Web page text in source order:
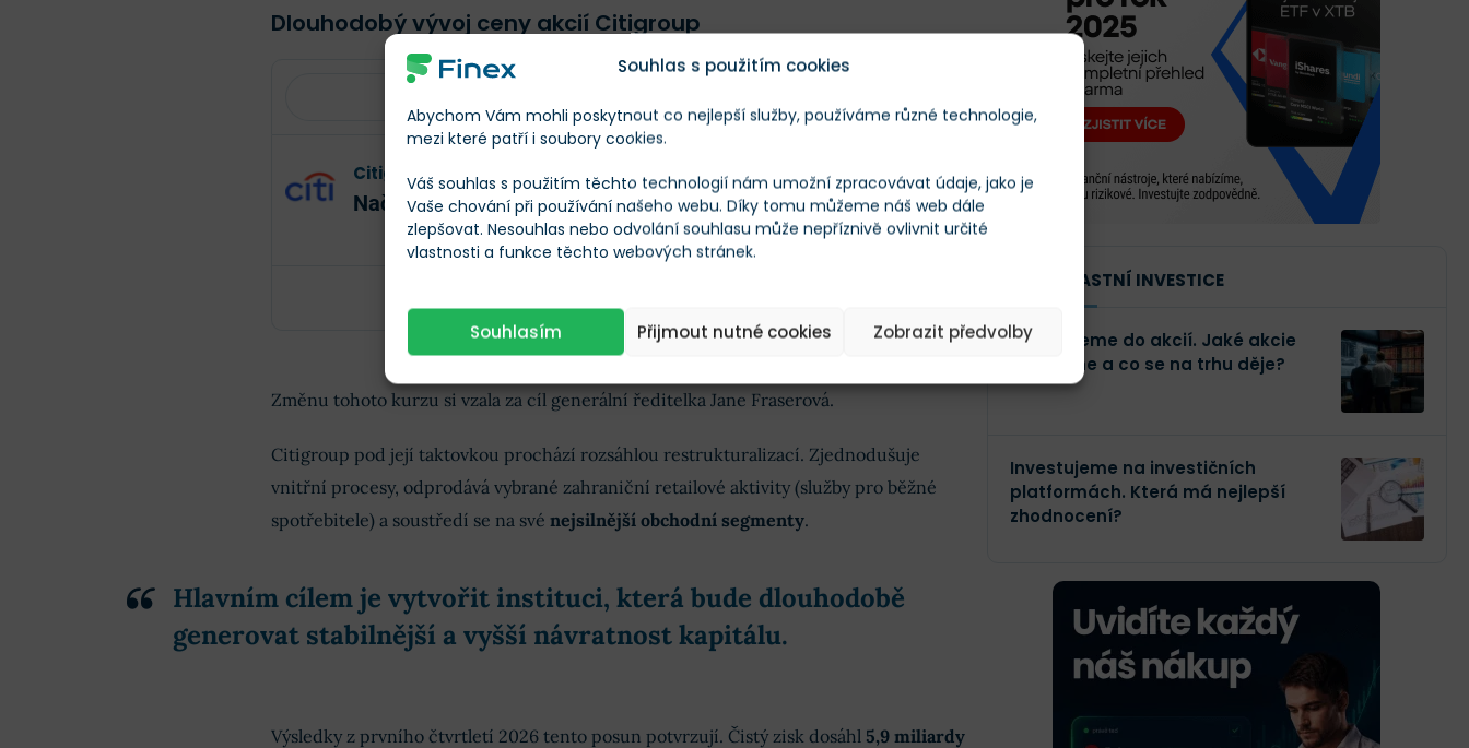
Souhlas s použitím cookies
Abychom Vám mohli poskytnout co nejlepší služby, používáme různé technologie,
mezi které patří i soubory cookies.
Váš souhlas s použitím těchto technologií nám umožní zpracovávat údaje, jako je
Vaše chování při používání našeho webu. Díky tomu můžeme náš web dále
zlepšovat. Nesouhlas nebo odvolání souhlasu může nepříznivě ovlivnit určité
vlastnosti a funkce těchto webových stránek.
Souhlasím Přijmout nutné cookies Zobrazit předvolby
Dlouhodobý vývoj ceny akcií Citigroup
Citigroup C
Načítání Načítání
Změnu tohoto kurzu si vzala za cíl generální ředitelka Jane Fraserová.
Citigroup pod její taktovkou prochází rozsáhlou restrukturalizací. Zjednodušuje
vnitřní procesy, odprodává vybrané zahraniční retailové aktivity (služby pro běžné
spotřebitele) a soustředí se na své nejsilnější obchodní segmenty.
Hlavním cílem je vytvořit instituci, která bude dlouhodobě
generovat stabilnější a vyšší návratnost kapitálu.
Výsledky z prvního čtvrtletí 2026 tento posun potvrzují. Čistý zisk dosáhl 5,9 miliardy
NAŠE VLASTNÍ INVESTICE
Investujeme do akcií. Jaké akcie
kupujeme a co se na trhu děje?
Investujeme na investičních
platformách. Která má nejlepší
zhodnocení?